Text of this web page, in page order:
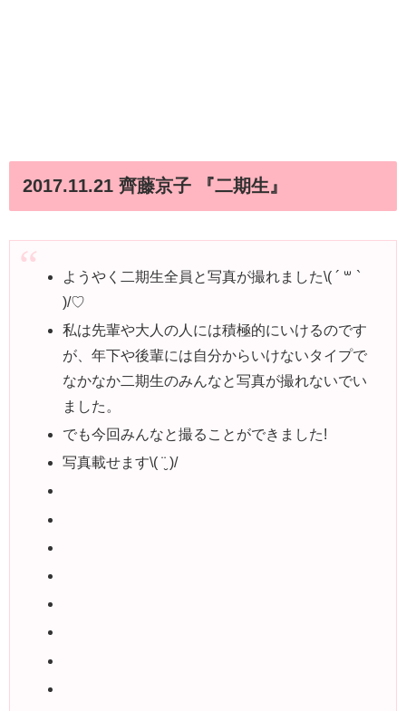
2017.11.21 齊藤京子 『二期生』
ようやく二期生全員と写真が撮れました\( ´ ꒳ `
)/♡︎
私は先輩や大人の人には積極的にいけるのです
が、年下や後輩には自分からいけないタイプで
なかなか二期生のみんなと写真が撮れないでい
ました。
でも今回みんなと撮ることができました!
写真載せます\( ¨̮ )/